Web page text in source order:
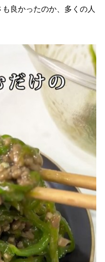
良かったのか、多くの人